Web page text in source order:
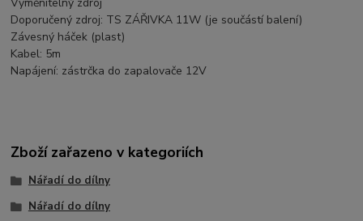
Doporučený zdroj: TS ZÁŘIVKA 11W (je součástí balení)
Závesný háček (plast)
Kabel: 5m
Napájení: zástrčka do zapalovače 12V
Zboží zařazeno v kategoriích
Nářadí do dílny
Nářadí do dílny